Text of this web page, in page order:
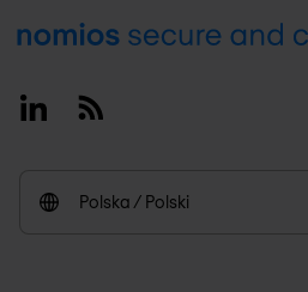
Footer
LinkedinRSS
Polska / Polski